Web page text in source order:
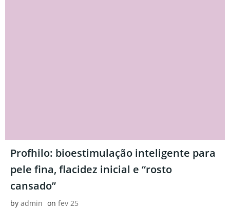
Profhilo: bioestimulação inteligente para
pele fina, flacidez inicial e “rosto
cansado”
by admin on fev 25